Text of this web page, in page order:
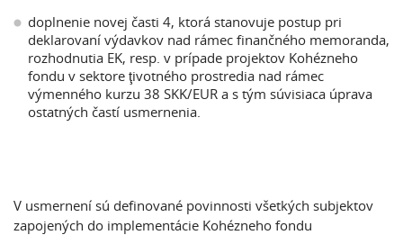
doplnenie novej časti 4, ktorá stanovuje postup pri
deklarovaní výdavkov nad rámec finančného memoranda,
rozhodnutia EK, resp. v prípade projektov Kohézneho
fondu v sektore ţivotného prostredia nad rámec
výmenného kurzu 38 SKK/EUR a s tým súvisiaca úprava
ostatných častí usmernenia.
V usmernení sú definované povinnosti všetkých subjektov
zapojených do implementácie Kohézneho fondu